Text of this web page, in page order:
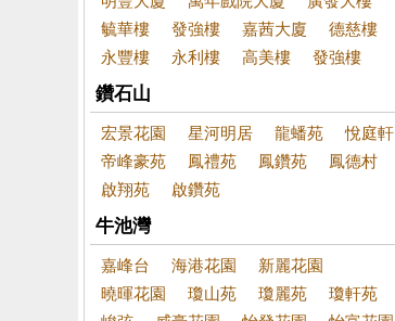
毓華樓
發強樓 嘉茜大廈
德慈樓
永豐樓
永利樓 高美樓 發強樓
鑽石山
宏景花園 星河明居 龍蟠苑
悅庭軒
帝峰豪苑
鳳禮苑 鳳鑽苑
鳳德村
啟翔苑
啟鑽苑
牛池灣
嘉峰台 海港花園
新麗花園
曉暉花園
瓊山苑 瓊麗苑
瓊軒苑